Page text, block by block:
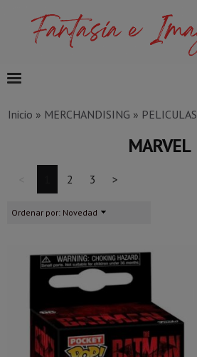
Inicio » MERCHANDISING » PELICULAS
MARVEL
2 3 >
Ordenar por: Novedad